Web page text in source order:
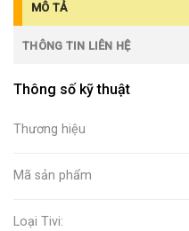
MÔ TẢ
THÔNG TIN LIÊN HỆ
Thông số kỹ thuật
Thương hiệu
Mã sản phẩm
Loại Tivi: